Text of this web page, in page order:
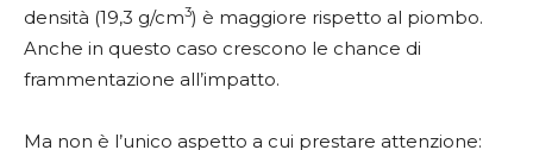
densità (19,3 g/cm3) è maggiore rispetto al piombo.
Anche in questo caso crescono le chance di
frammentazione all’impatto.
Ma non è l’unico aspetto a cui prestare attenzione: